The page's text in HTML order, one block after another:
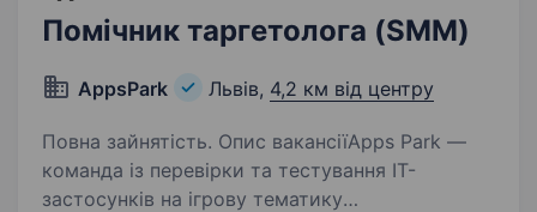
Помічник таргетолога (SMM)
AppsPark Львів, 4,2 км від центру
Повна зайнятість. Опис вакансіїApps Park —
команда із перевірки та тестування IT-
застосунків на ігрову тематику